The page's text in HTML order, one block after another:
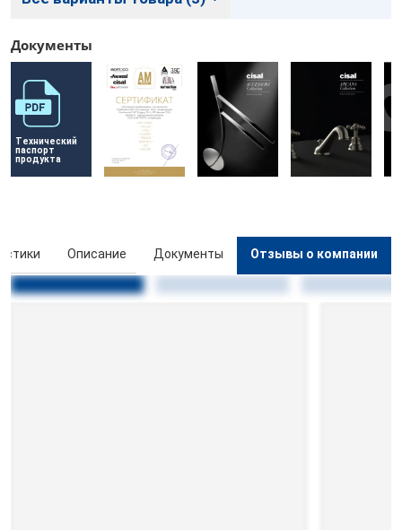
Документы
Технический
паспорт
продукта
Описание Документы Отзывы о компании